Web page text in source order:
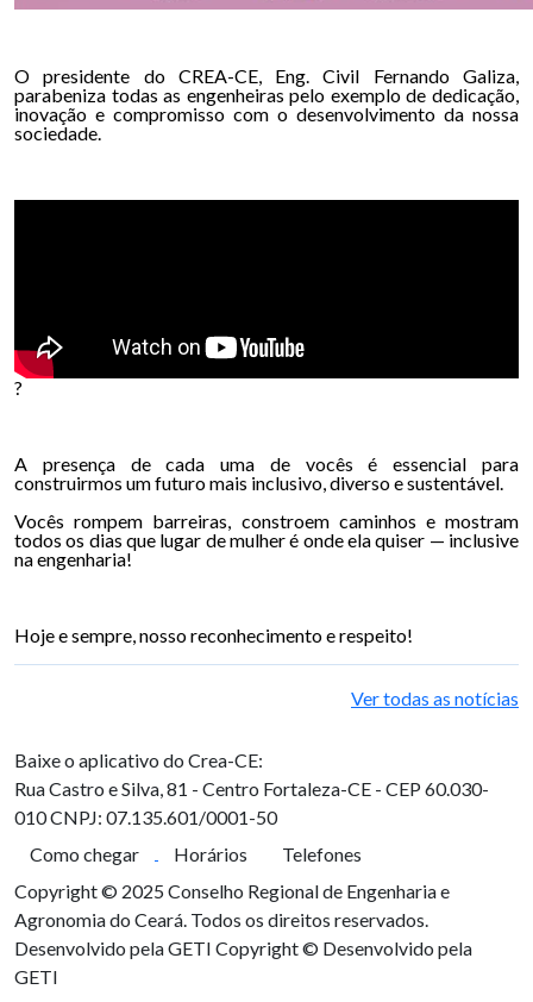
O presidente do CREA-CE, Eng. Civil Fernando Galiza,
parabeniza todas as engenheiras pelo exemplo de dedicação,
inovação e compromisso com o desenvolvimento da nossa
sociedade.
?
A presença de cada uma de vocês é essencial para
construirmos um futuro mais inclusivo, diverso e sustentável.
Vocês rompem barreiras, constroem caminhos e mostram
todos os dias que lugar de mulher é onde ela quiser — inclusive
na engenharia!
Hoje e sempre, nosso reconhecimento e respeito!
Ver todas as notícias
Baixe o aplicativo do Crea-CE:
Rua Castro e Silva, 81 - Centro Fortaleza-CE - CEP 60.030-
010CNPJ: 07.135.601/0001-50
Como chegar
Horários
Telefones
Copyright © 2025 Conselho Regional de Engenharia e
Agronomia do Ceará. Todos os direitos reservados.
Desenvolvido pela GETI Copyright © Desenvolvido pela
GETI